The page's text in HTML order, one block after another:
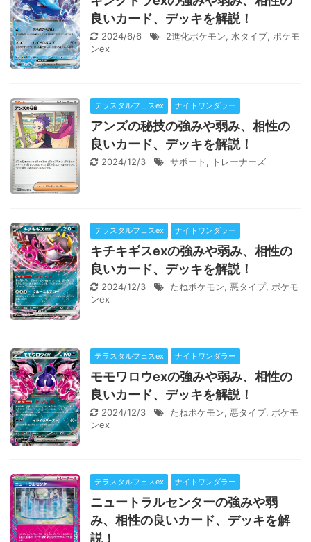
良いカード、デッキを解説！
2024/6/6 2進化ポケモン, 水タイプ, ポケモ
ンex
テラスタルフェスex ナイトワンダラー
アンズの秘技の強みや弱み、相性の
良いカード、デッキを解説！
2024/12/3 サポート , トレーナーズ
テラスタルフェスex ナイトワンダラー
キチキギスexの強みや弱み、相性の
良いカード、デッキを解説！
2024/12/3 たねポケモン, 悪タイプ, ポケモ
ンex
テラスタルフェスex ナイトワンダラー
モモワロウexの強みや弱み、相性の
良いカード、デッキを解説！
2024/12/3 たねポケモン, 悪タイプ, ポケモ
ンex
テラスタルフェスex ナイトワンダラー
ニュートラルセンターの強みや弱
み、相性の良いカード、デッキを解
説！